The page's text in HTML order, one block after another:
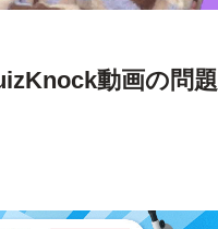
動画の問題